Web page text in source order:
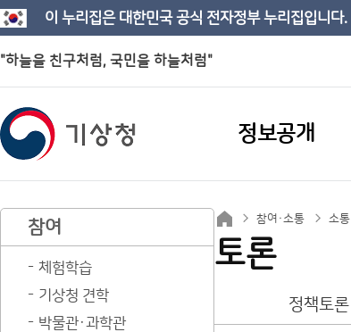
이 누리집은 대한민국 공식 전자정부 누리집입니다.
"하늘을 친구처럼, 국민을 하늘처럼"
정보공개
참여
체험학습
기상청 견학
박물관·과학관
참여·소통 소통
토론
정책토론